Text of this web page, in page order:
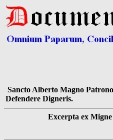
Sancto Alberto Magno
Defendere Digneris.
Excerpta ex Migne